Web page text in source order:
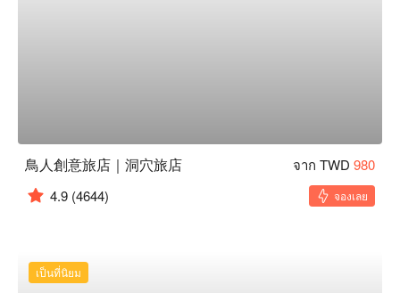
鳥人創意旅店｜洞穴旅店 จาก TWD 980
4.9 (4644) จองเลย
เป็นที่นิยม